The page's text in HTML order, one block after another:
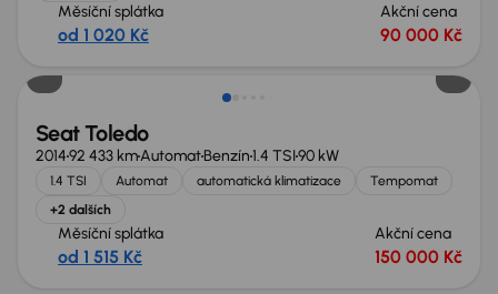
Měsíční splátka
od 1 020 Kč
Akční cena
90 000 Kč
Seat Toledo
201492 433 kmAutomatBenzín1.4 TSI90 kW
1.4 TSI Automat automatická klimatizace
Tempomat
+2 dalších
Měsíční splátka
od 1 515 Kč
Akční cena
150 000 Kč
Zlevněno o 10 000 Kč